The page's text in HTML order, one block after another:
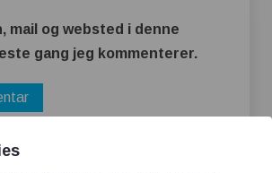
mail og websted i denne
gang jeg kommenterer.